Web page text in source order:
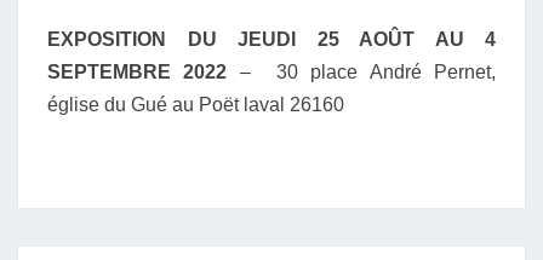
EXPOSITION DU JEUDI 25 AOÛT AU 4
SEPTEMBRE 2022 – 30 place André Pernet,
église du Gué au Poët laval 26160